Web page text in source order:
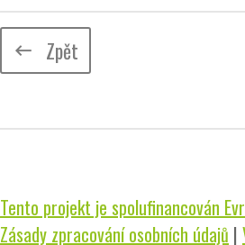
keyboard_backspace Zpět
Tento projekt je spolufinancován
Zásady zpracování osobních údajů |